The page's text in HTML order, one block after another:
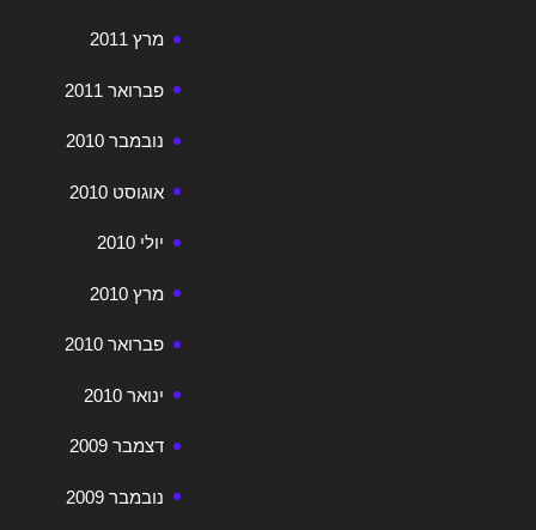
מרץ 2011
פברואר 2011
נובמבר 2010
אוגוסט 2010
יולי 2010
מרץ 2010
פברואר 2010
ינואר 2010
דצמבר 2009
נובמבר 2009